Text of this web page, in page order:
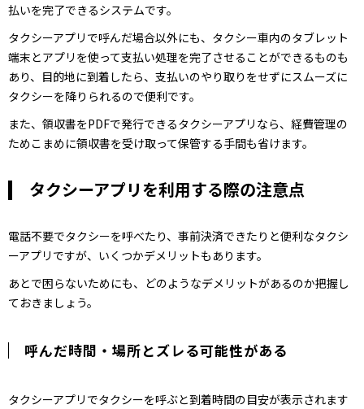
払いを完了できるシステムです。
タクシーアプリで呼んだ場合以外にも、タクシー車内のタブレット
端末とアプリを使って支払い処理を完了させることができるものも
あり、目的地に到着したら、支払いのやり取りをせずにスムーズに
タクシーを降りられるので便利です。
また、領収書をPDFで発行できるタクシーアプリなら、経費管理の
ためこまめに領収書を受け取って保管する手間も省けます。
タクシーアプリを利用する際の注意点
電話不要でタクシーを呼べたり、事前決済できたりと便利なタクシ
ーアプリですが、いくつかデメリットもあります。
あとで困らないためにも、どのようなデメリットがあるのか把握し
ておきましょう。
呼んだ時間・場所とズレる可能性がある
タクシーアプリでタクシーを呼ぶと到着時間の目安が表示されます